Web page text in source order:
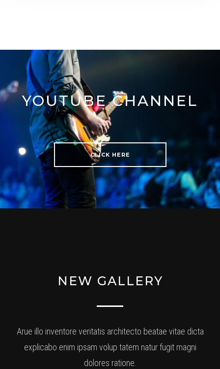
YOUTUBE CHANNEL
CLICK HERE
NEW GALLERY
Arue illo inventore veritatis architecto beatae vitae dicta
explicabo enim ipsam volup tatem natur fugit magni
dolores ratione.